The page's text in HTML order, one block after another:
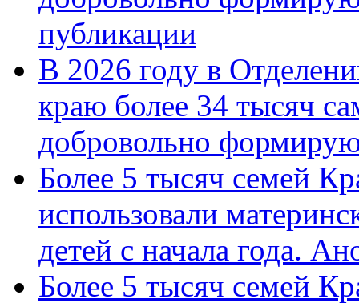
публикации
В 2026 году в
краю более 34 тысяч
добровольно
Более 5 тысяч семей
использовали
детей с начала года.
Более 5 тысяч семей